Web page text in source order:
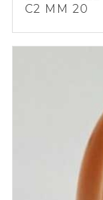
C2 MM 20